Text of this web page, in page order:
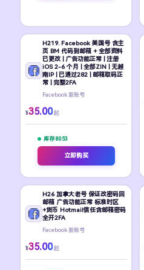
H219. Facebook 美国号 含主
页 BM 代码到邮箱 + 全部资料
已更改 | 广告功能正常 | 注册
iOS 2-6 个月 | 全部ZIN | 无越
南IP | 已通过282 | 邮箱取码正
常 | 完整2FA
Facebook 新账号
¥35.00 起
库存 8053
立即购买
H26 加拿大老号 保证改密码回
邮箱 广告功能正常 标准时区
+货币 Hotmail信任含邮箱密码
全开2FA
Facebook 新账号
¥35.00 起